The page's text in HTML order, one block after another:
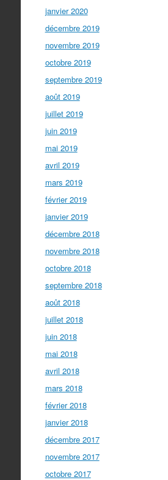
janvier 2020
décembre 2019
novembre 2019
octobre 2019
septembre 2019
août 2019
juillet 2019
juin 2019
mai 2019
avril 2019
mars 2019
février 2019
janvier 2019
décembre 2018
novembre 2018
octobre 2018
septembre 2018
août 2018
juillet 2018
juin 2018
mai 2018
avril 2018
mars 2018
février 2018
janvier 2018
décembre 2017
novembre 2017
octobre 2017